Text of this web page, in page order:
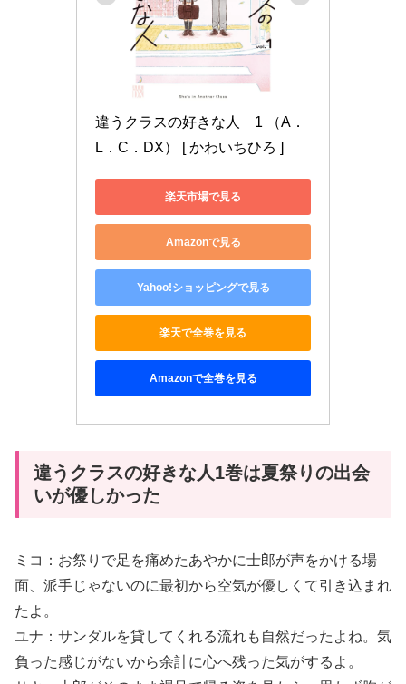
違うクラスの好きな人　1 （A．
L．C．DX） [ かわいちひろ ]
楽天市場で見る
Amazonで見る
Yahoo!ショッピングで見る
楽天で全巻を見る
Amazonで全巻を見る
違うクラスの好きな人1巻は夏祭りの出会
いが優しかった
ミコ：お祭りで足を痛めたあやかに士郎が声をかける場
面、派手じゃないのに最初から空気が優しくて引き込まれ
たよ。
ユナ：サンダルを貸してくれる流れも自然だったよね。気
負った感じがないから余計に心へ残った気がするよ。